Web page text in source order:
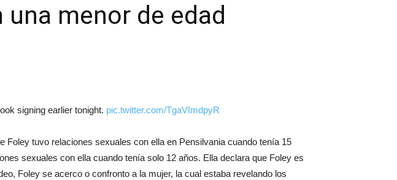
menor de edad
signing earlier tonight. pic.twitter.com/TgaVImdpyR
Foley tuvo relaciones sexuales con ella en Pensilvania cuando tenía 15
sexuales con ella cuando tenía solo 12 años. Ella declara que Foley es
Foley se acerco o confronto a la mujer, la cual estaba revelando los